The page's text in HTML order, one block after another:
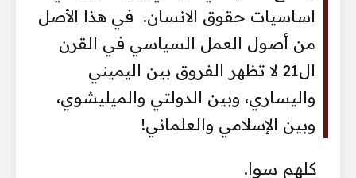
اساسيات حقوق الانسان. في هذا الأصل
من أصول العمل السياسي في القرن
ال21 لا تظهر الفروق بين اليميني
واليساري، وبين الدولتي والميليشوي،
وبين الإسلامي والعلماني!
كلهم سوا.